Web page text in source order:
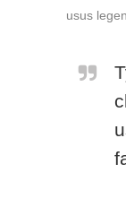
usus